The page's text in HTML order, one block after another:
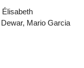
Mario Garcia